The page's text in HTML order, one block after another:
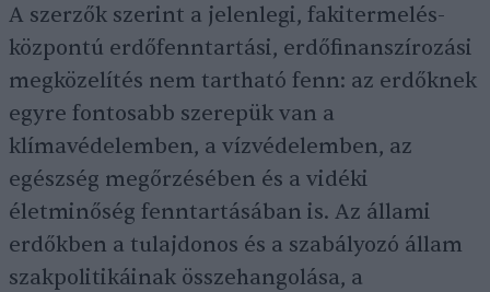
A szerzők szerint a jelenlegi, fakitermelés-
központú erdőfenntartási, erdőfinanszírozási
megközelítés nem tartható fenn: az erdőknek
egyre fontosabb szerepük van a
klímavédelemben, a vízvédelemben, az
egészség megőrzésében és a vidéki
életminőség fenntartásában is. Az állami
erdőkben a tulajdonos és a szabályozó állam
szakpolitikáinak összehangolása, a